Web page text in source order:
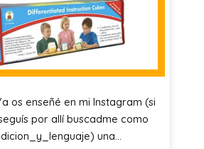
os enseñé en mi Instagram (si
por allí buscadme como
una…